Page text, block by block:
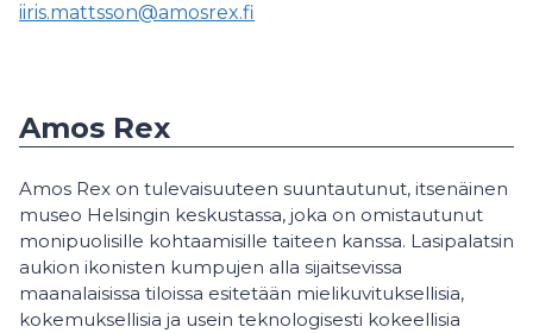
iiris.mattsson@amosrex.fi
Amos Rex
Amos Rex on tulevaisuuteen suuntautunut, itsenäinen
museo Helsingin keskustassa, joka on omistautunut
monipuolisille kohtaamisille taiteen kanssa. Lasipalatsin
aukion ikonisten kumpujen alla sijaitsevissa
maanalaisissa tiloissa esitetään mielikuvituksellisia,
kokemuksellisia ja usein teknologisesti kokeellisia